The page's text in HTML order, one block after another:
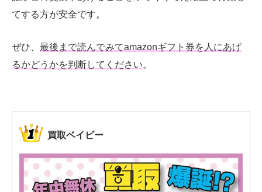
てする方が安全です。
ぜひ、 最後まで読んでみてamazonギフト券を人にあげ
るかどうかを判断してください。
買取ベイビー